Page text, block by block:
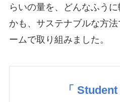
らいの量を、どんなふう
かも、サステナブルな方
ームで取り組みました。
「 Student